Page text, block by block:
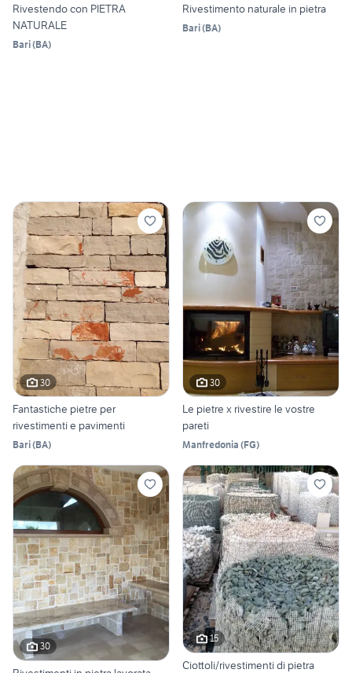
Rivestendo con PIETRA
NATURALE
Bari(BA)
Rivestimento naturale in pietra
Bari(BA)
30
Fantastiche pietre per
rivestimenti e pavimenti
Bari(BA)
30
Le pietre x rivestire le vostre
pareti
Manfredonia (FG)
30
15
Ciottoli/rivestimenti di pietra